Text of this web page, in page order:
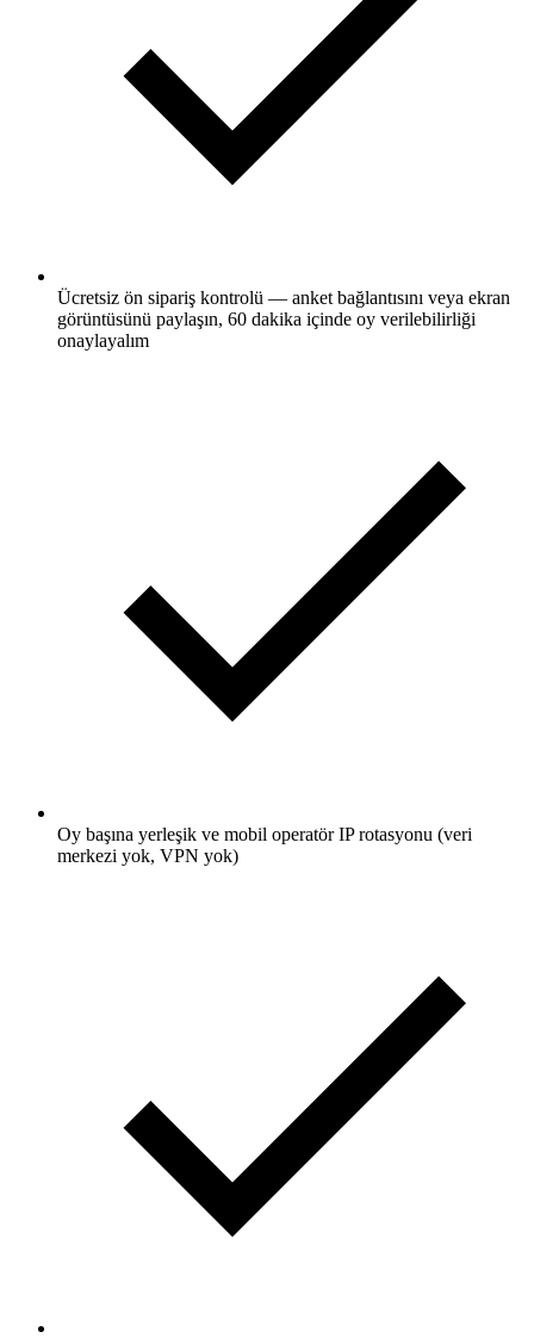
Ücretsiz ön sipariş kontrolü — anket bağlantısını veya ekran
görüntüsünü paylaşın, 60 dakika içinde oy verilebilirliği
onaylayalım
Oy başına yerleşik ve mobil operatör IP rotasyonu (veri
merkezi yok, VPN yok)